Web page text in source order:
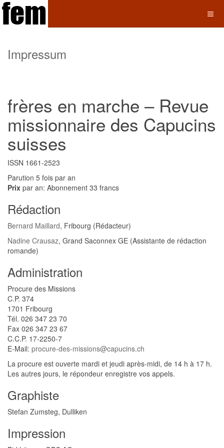
Impressum
frères en marche – Revue
missionnaire des Capucins
suisses
ISSN 1661-2523
Parution 5 fois par an
Prix par an: Abonnement 33 francs
Rédaction
Bernard Maillard, Fribourg (Rédacteur)
Nadine Crausaz, Grand Saconnex GE (Assistante de rédaction
romande)
Administration
Procure des Missions
C.P. 374
1701 Fribourg
Tél. 026 347 23 70
Fax 026 347 23 67
C.C.P. 17-2250-7
E-Mail: procure-des-missions@capucins.ch
La procure est ouverte mardi et jeudi après-midi, de 14 h à 17 h.
Les autres jours, le répondeur enregistre vos appels.
Graphiste
Stefan Zumsteg, Dulliken
Impression